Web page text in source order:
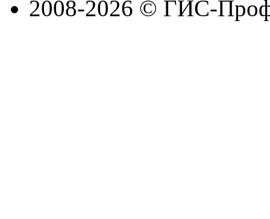
2008-2026 © ГИС-